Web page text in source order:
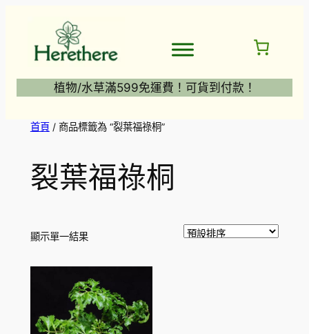
植物/水草滿599免運費！可貨到付款！
首頁/ 商品標籤為 “裂葉福祿桐”
裂葉福祿桐
顯示單一結果